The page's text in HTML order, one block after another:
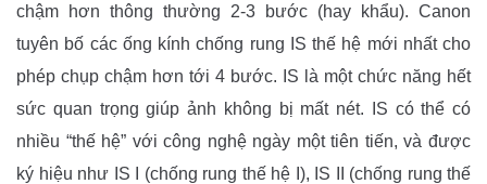
chậm hơn thông thường 2-3 bước (hay khẩu). Canon
tuyên bố các ống kính chống rung IS thế hệ mới nhất cho
phép chụp chậm hơn tới 4 bước. IS là một chức năng hết
sức quan trọng giúp ảnh không bị mất nét. IS có thể có
nhiều “thế hệ” với công nghệ ngày một tiên tiến, và được
ký hiệu như IS I (chống rung thế hệ I), IS II (chống rung thế